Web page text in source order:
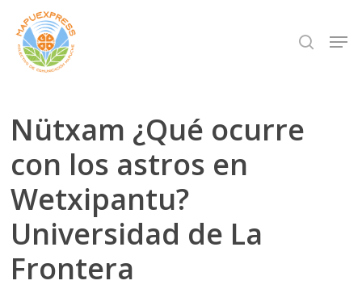
Skip
main
search
Nütxam ¿Qué ocurre
con los astros en
Wetxipantu?
Universidad de La
Frontera
Close